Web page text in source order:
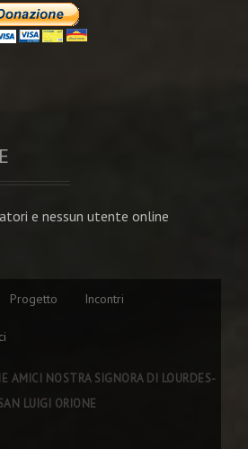
e nessun utente online
Progetto Incontri
AMICI NOSTRA SIGNORA DI LOURDES-
LUIGI ORIONE